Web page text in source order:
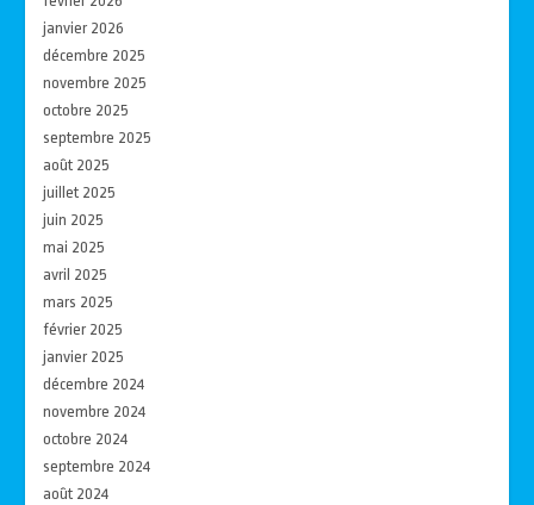
janvier 2026
décembre 2025
novembre 2025
octobre 2025
septembre 2025
août 2025
juillet 2025
juin 2025
mai 2025
avril 2025
mars 2025
février 2025
janvier 2025
décembre 2024
novembre 2024
octobre 2024
septembre 2024
août 2024